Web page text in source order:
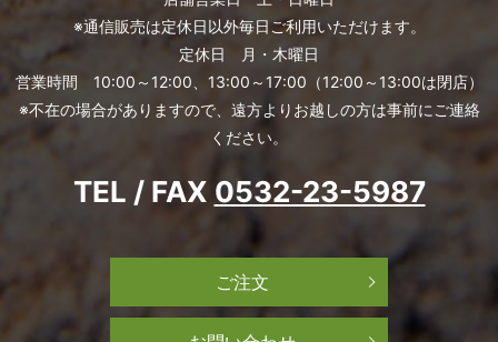
※通信販売は定休日以外毎日ご利用いただけます。
定休日 月・木曜日
営業時間 10:00～12:00、13:00～17:00（12:00～13:00は閉店）
※不在の場合がありますので、遠方よりお越しの方は事前にご連絡
ください。
TEL / FAX 0532-23-5987
ご注文